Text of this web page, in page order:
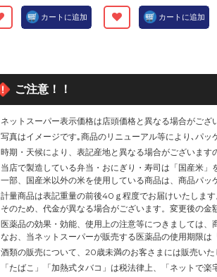
カートに追加 カートに追加
ご注意！！
ネットスーパー表示価格は店頭価格と異なる場合がござ
写真はイメージです｡商品のリニューアル等により､パッ
時期・天候により、表記産地と異なる場合がございます
当店で製造している弁当・おにぎり・寿司は「国産米」
一部、国産米以外の米を使用している商品は、商品パッ
計量商品は表記重量の前後40ｇ程度でお届けいたします
そのため、代金が異なる場合がございます。変更後の
医薬品の効果・効能、使用上の注意等につきましては、
なお、当ネットスーパーが販売する医薬品の使用期限は
酒類の販売について、20歳未満のお客さまには販売いた
「たばこ」「加熱式タバコ」は税法律上、「ネットで